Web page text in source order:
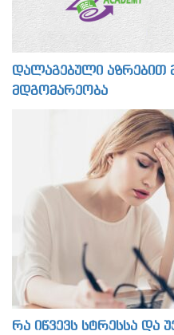
დალაგებული აზრებით
მდგომარეობა
რა იწვევს სტრესსა და